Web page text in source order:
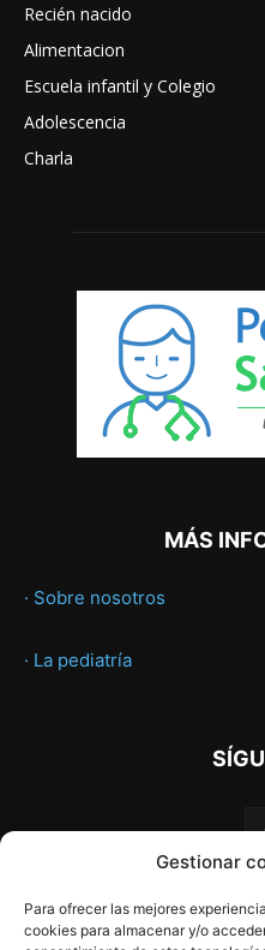
Gestionar
Para ofrecer las mejores
cookies para almacenar y/o
Recién nacido
Alimentacion
Escuela infantil y Colegio
Adolescencia
Charla
MÁS
· Sobre nosotros
· La pediatría